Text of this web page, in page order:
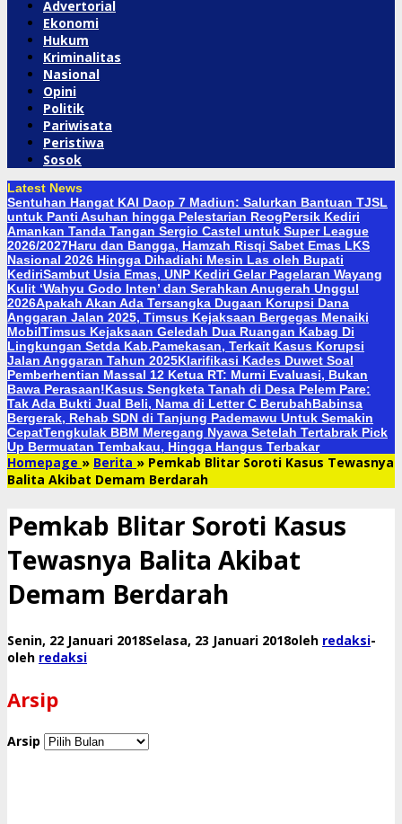
Advertorial
Ekonomi
Hukum
Kriminalitas
Nasional
Opini
Politik
Pariwisata
Peristiwa
Sosok
Latest News
Sentuhan Hangat KAI Daop 7 Madiun: Salurkan Bantuan TJSL
untuk Panti Asuhan hingga Pelestarian ReogPersik Kediri
Amankan Tanda Tangan Sergio Castel untuk Super League
2026/2027Haru dan Bangga, Hamzah Risqi Sabet Emas LKS
Nasional 2026 Hingga Dihadiahi Mesin Las oleh Bupati
KediriSambut Usia Emas, UNP Kediri Gelar Pagelaran Wayang
Kulit ‘Wahyu Godo Inten’ dan Serahkan Anugerah Unggul
2026Apakah Akan Ada Tersangka Dugaan Korupsi Dana
Anggaran Jalan 2025, Timsus Kejaksaan Bergegas Menaiki
MobilTimsus Kejaksaan Geledah Dua Ruangan Kabag Di
Lingkungan Setda Kab.Pamekasan, Terkait Kasus Korupsi
Jalan Anggaran Tahun 2025Klarifikasi Kades Duwet Soal
Pemberhentian Massal 12 Ketua RT: Murni Evaluasi, Bukan
Bawa Perasaan!Kasus Sengketa Tanah di Desa Pelem Pare:
Tak Ada Bukti Jual Beli, Nama di Letter C BerubahBabinsa
Bergerak, Rehab SDN di Tanjung Pademawu Untuk Semakin
CepatTengkulak BBM Meregang Nyawa Setelah Tertabrak Pick
Up Bermuatan Tembakau, Hingga Hangus Terbakar
Homepage » Berita » Pemkab Blitar Soroti Kasus Tewasnya
Balita Akibat Demam Berdarah
Pemkab Blitar Soroti Kasus
Tewasnya Balita Akibat
Demam Berdarah
Senin, 22 Januari 2018Selasa, 23 Januari 2018oleh redaksi-
oleh redaksi
Arsip
Arsip